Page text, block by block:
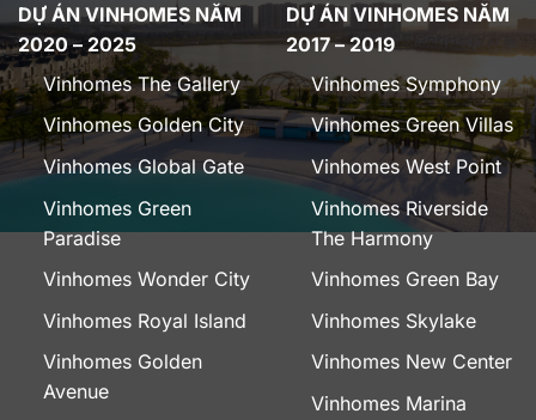
DỰ ÁN VINHOMES NĂM
2020 – 2025
Vinhomes The Gallery
Vinhomes Golden City
Vinhomes Global Gate
Vinhomes Green
Paradise
Vinhomes Wonder City
Vinhomes Royal Island
Vinhomes Golden
Avenue
DỰ ÁN VINHOMES NĂM
2017 – 2019
Vinhomes Symphony
Vinhomes Green Villas
Vinhomes West Point
Vinhomes Riverside
The Harmony
Vinhomes Green Bay
Vinhomes Skylake
Vinhomes New Center
Vinhomes Marina